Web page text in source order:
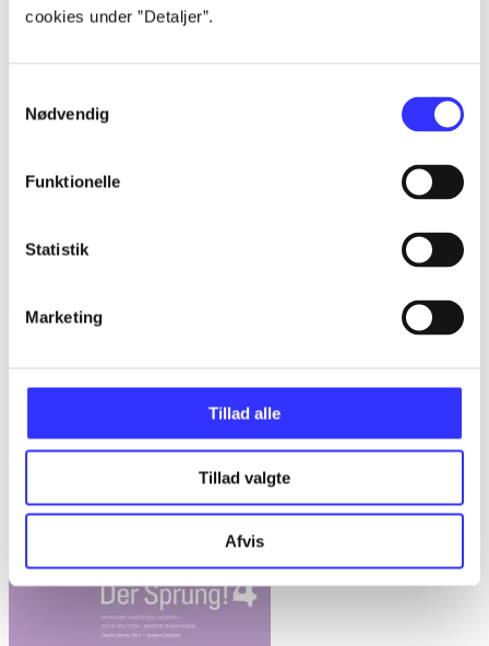
cookies under ”Detaljer”.
Nødvendig
Funktionelle
Statistik
Marketing
Tillad alle
Tillad valgte
Afvis
Der Sprung! 2 : tysk i 7. klasse : Textbuch -- Lehrerguide, Web